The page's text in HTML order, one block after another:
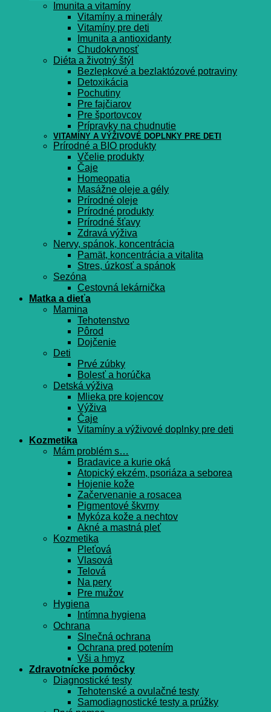
Imunita a vitamíny
Vitamíny a minerály
Vitamíny pre deti
Imunita a antioxidanty
Chudokrvnosť
Diéta a životný štýl
Bezlepkové a bezlaktózové potraviny
Detoxikácia
Pochutiny
Pre fajčiarov
Pre športovcov
Prípravky na chudnutie
VITAMÍNY A VÝŽIVOVÉ DOPLNKY PRE DETI
Prírodné a BIO produkty
Včelie produkty
Čaje
Homeopatia
Masážne oleje a gély
Prírodné oleje
Prírodné produkty
Prírodné šťavy
Zdravá výživa
Nervy, spánok, koncentrácia
Pamät, koncentrácia a vitalita
Stres, úzkosť a spánok
Sezóna
Cestovná lekárnička
Matka a dieťa
Mamina
Tehotenstvo
Pôrod
Dojčenie
Deti
Prvé zúbky
Bolesť a horúčka
Detská výživa
Mlieka pre kojencov
Výživa
Čaje
Vitamíny a výživové doplnky pre deti
Kozmetika
Mám problém s…
Bradavice a kurie oká
Atopický ekzém, psoriáza a seborea
Hojenie kože
Začervenanie a rosacea
Pigmentové škvrny
Mykóza kože a nechtov
Akné a mastná pleť
Kozmetika
Pleťová
Vlasová
Telová
Na pery
Pre mužov
Hygiena
Intímna hygiena
Ochrana
Slnečná ochrana
Ochrana pred potením
Vši a hmyz
Zdravotnícke pomôcky
Diagnostické testy
Tehotenské a ovulačné testy
Samodiagnostické testy a prúžky